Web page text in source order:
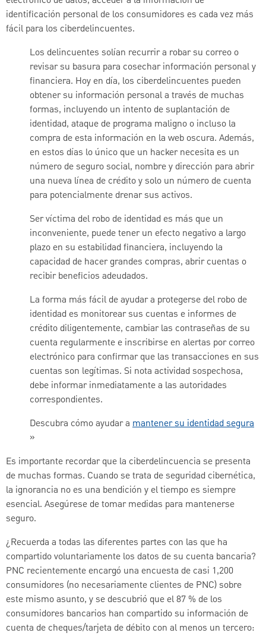
identificación personal de los consumidores es cada vez más
fácil para los ciberdelincuentes.
Los delincuentes solían recurrir a robar su correo o
revisar su basura para cosechar información personal y
financiera. Hoy en día, los ciberdelincuentes pueden
obtener su información personal a través de muchas
formas, incluyendo un intento de suplantación de
identidad, ataque de programa maligno o incluso la
compra de esta información en la web oscura. Además,
en estos días lo único que un hacker necesita es un
número de seguro social, nombre y dirección para abrir
una nueva línea de crédito y solo un número de cuenta
para potencialmente drenar sus activos.
Ser víctima del robo de identidad es más que un
inconveniente, puede tener un efecto negativo a largo
plazo en su estabilidad financiera, incluyendo la
capacidad de hacer grandes compras, abrir cuentas o
recibir beneficios adeudados.
La forma más fácil de ayudar a protegerse del robo de
identidad es monitorear sus cuentas e informes de
crédito diligentemente, cambiar las contraseñas de su
cuenta regularmente e inscribirse en alertas por correo
electrónico para confirmar que las transacciones en sus
cuentas son legítimas. Si nota actividad sospechosa,
debe informar inmediatamente a las autoridades
correspondientes.
Descubra cómo ayudar a mantener su identidad segura
»
Es importante recordar que la ciberdelincuencia se presenta
de muchas formas. Cuando se trata de seguridad cibernética,
la ignorancia no es una bendición y el tiempo es siempre
esencial. Asegúrese de tomar medidas para mantenerse
seguro.
¿Recuerda a todas las diferentes partes con las que ha
compartido voluntariamente los datos de su cuenta bancaria?
PNC recientemente encargó una encuesta de casi 1,200
consumidores (no necesariamente clientes de PNC) sobre
este mismo asunto, y se descubrió que el 87 % de los
consumidores bancarios han compartido su información de
cuenta de cheques/tarjeta de débito con al menos un tercero: